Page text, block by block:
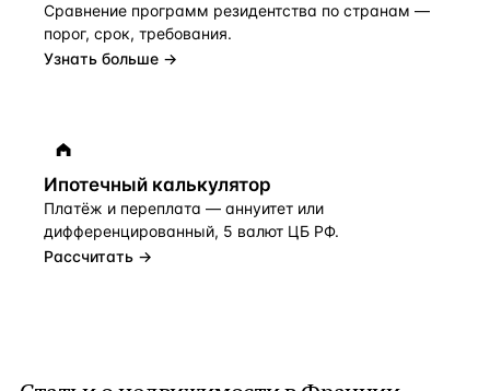
Сравнение программ резидентства по странам —
порог, срок, требования.
Узнать больше →
Ипотечный калькулятор
Платёж и переплата — аннуитет или
дифференцированный, 5 валют ЦБ РФ.
Рассчитать →